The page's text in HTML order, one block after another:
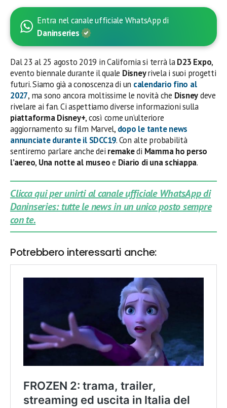
Entra nel canale ufficiale WhatsApp di
Daninseries
Dal 23 al 25 agosto 2019 in California si terrà laD23 Expo,
evento biennale durante il quale Disneyrivela i suoi progetti
futuri. Siamo già a conoscenza di un calendario fino al
2027, ma sono ancora moltissime le novità che Disneydeve
rivelare ai fan. Ci aspettiamo diverse informazioni sulla
piattaforma Disney+, così come un’ulteriore
aggiornamento su film Marvel, dopo le tante news
annunciate durante il SDCC19. Con alte probabilità
sentiremo parlare anche dei remakedi Mamma ho perso
l’aereo, Una notte al museoe Diario di una schiappa.
Clicca qui per unirti al canale ufficiale WhatsApp di
Daninseries: tutte le news in un unico posto sempre
con te.
Potrebbero interessarti anche: